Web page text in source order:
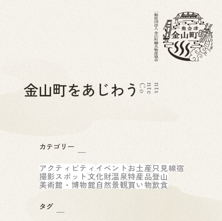
金山町をあじわうC
o
n
t
e
n
t s
カテゴリー
アクティビティイベントお土産只見線宿
撮影スポット文化財温泉特産品登山
美術館・博物館自然景観買い物飲食
タグ